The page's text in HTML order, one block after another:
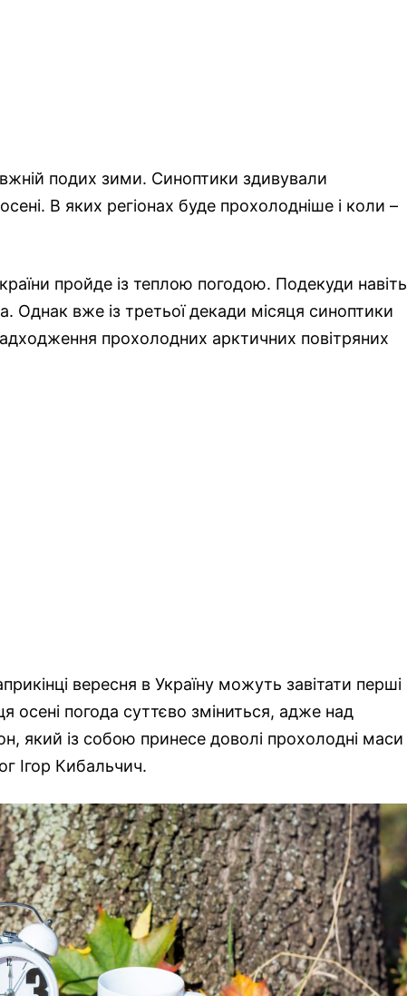
подих зими. Синоптики здивували
В яких регіонах буде прохолодніше і коли –
пройде із теплою погодою. Подекуди навіть
Однак вже із третьої декади місяця синоптики
прохолодних арктичних повітряних
вересня в Україну можуть завітати перші
осені погода суттєво зміниться, адже над
який із собою принесе доволі прохолодні маси
Ігор Кибальчич.